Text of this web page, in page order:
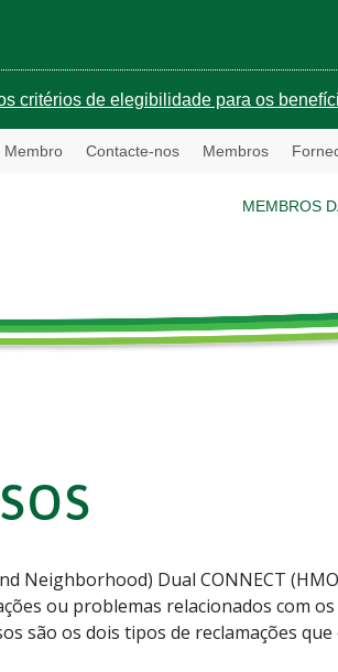
critérios de elegibilidade para os
Membro Contacte-nos Membros
MEMBROS
Neighborhood) Dual CONNECT
ou problemas relacionados com os
são os dois tipos de reclamações